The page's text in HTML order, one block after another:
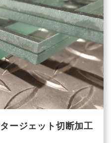
ージェット切断加工